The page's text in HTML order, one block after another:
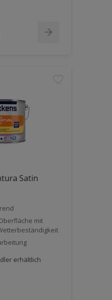
Satin
mit
erhältlich